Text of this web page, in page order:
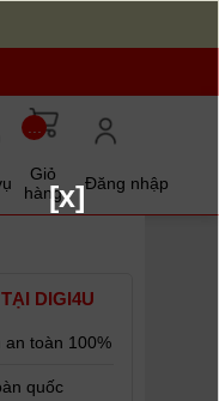
Giỏ
hàng
Đăng nhập
DIGI4U
an toàn 100%
quốc
[x]